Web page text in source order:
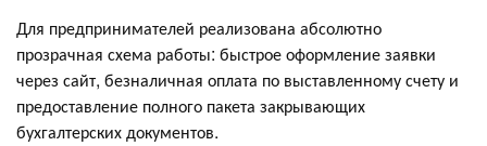
Для предпринимателей реализована абсолютно
прозрачная схема работы: быстрое оформление заявки
через сайт, безналичная оплата по выставленному счету и
предоставление полного пакета закрывающих
бухгалтерских документов.